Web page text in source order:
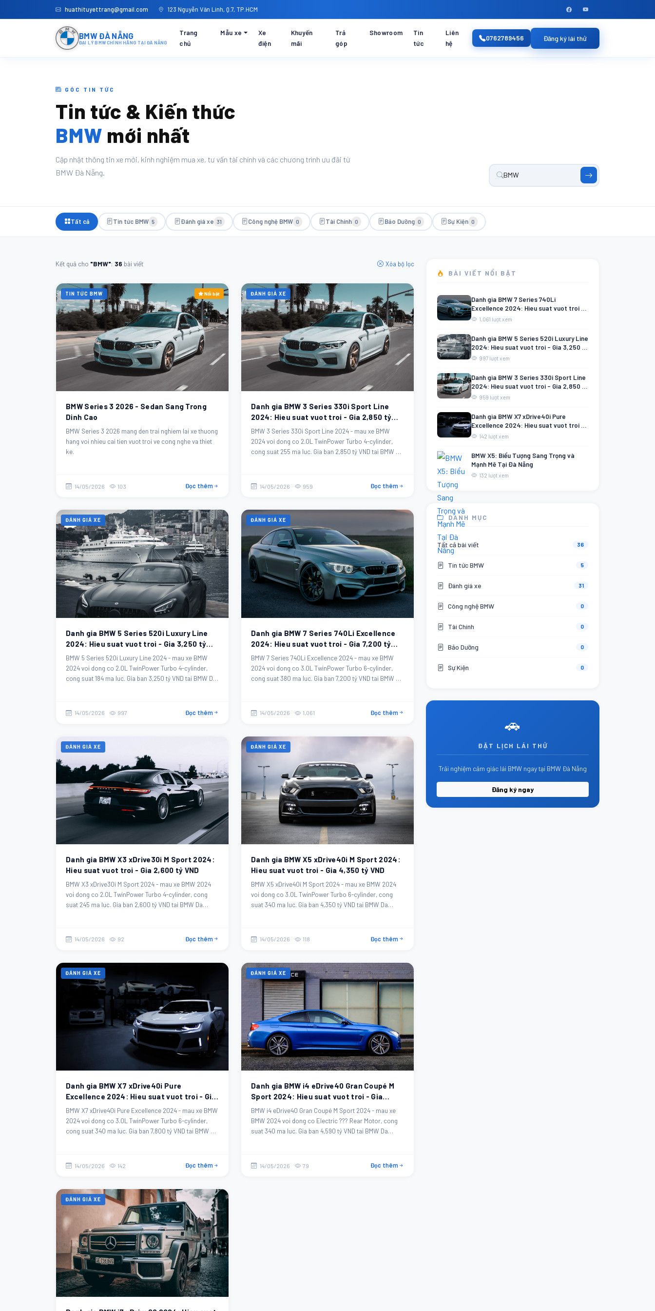
huathituyettrang@gmail.com 123 Nguyễn Văn Linh, Q.7, TP.HCM
BMW ĐÀ NẴNG
ĐẠI LÝ BMW CHÍNH HÃNG TẠI ĐÀ NẴNG
Trang
chủ
Mẫu xe
Xe
điện
Khuyến
mãi
Trả
góp
Showroom
Tin
tức
Liên
hệ
0762789456 Đăng ký lái thử
GÓC TIN TỨC
Tin tức & Kiến thức
BMW mới nhất
Cập nhật thông tin xe mới, kinh nghiệm mua xe, tư vấn tài chính và các chương trình ưu đãi từ
BMW Đà Nẵng.
Tất cả Tin tức BMW 5 Đánh giá xe 31 Công nghệ BMW 0 Tài Chính 0 Bảo Dưỡng 0 Sự Kiện 0
Kết quả cho "BMW": 36 bài viết Xóa bộ lọc
TIN TỨC BMW Nổi bật
BMW Series 3 2026 - Sedan Sang Trong
Dinh Cao
BMW Series 3 2026 mang den trai nghiem lai xe thuong
hang voi nhieu cai tien vuot troi ve cong nghe va thiet
ke.
14/05/2026 103 Đọc thêm
ĐÁNH GIÁ XE
Danh gia BMW 3 Series 330i Sport Line
2024: Hieu suat vuot troi - Gia 2,850 tỷ
VND
BMW 3 Series 330i Sport Line 2024 - mau xe BMW
2024 voi dong co 2.0L TwinPower Turbo 4-cylinder,
cong suat 255 ma luc. Gia ban 2,850 tỷ VND tai BMW Da
14/05/2026 959 Đọc thêm
ĐÁNH GIÁ XE
Danh gia BMW 5 Series 520i Luxury Line
2024: Hieu suat vuot troi - Gia 3,250 tỷ
VND
BMW 5 Series 520i Luxury Line 2024 - mau xe BMW
2024 voi dong co 2.0L TwinPower Turbo 4-cylinder,
cong suat 184 ma luc. Gia ban 3,250 tỷ VND tai BMW Da
14/05/2026 997 Đọc thêm
ĐÁNH GIÁ XE
Danh gia BMW 7 Series 740Li Excellence
2024: Hieu suat vuot troi - Gia 7,200 tỷ
VND
BMW 7 Series 740Li Excellence 2024 - mau xe BMW
2024 voi dong co 3.0L TwinPower Turbo 6-cylinder,
cong suat 380 ma luc. Gia ban 7,200 tỷ VND tai BMW Da
14/05/2026 1,061 Đọc thêm
ĐÁNH GIÁ XE
Danh gia BMW X3 xDrive30i M Sport 2024:
Hieu suat vuot troi - Gia 2,600 tỷ VND
BMW X3 xDrive30i M Sport 2024 - mau xe BMW 2024
voi dong co 2.0L TwinPower Turbo 4-cylinder, cong
suat 245 ma luc. Gia ban 2,600 tỷ VND tai BMW Da
14/05/2026 92 Đọc thêm
ĐÁNH GIÁ XE
Danh gia BMW X5 xDrive40i M Sport 2024:
Hieu suat vuot troi - Gia 4,350 tỷ VND
BMW X5 xDrive40i M Sport 2024 - mau xe BMW 2024
voi dong co 3.0L TwinPower Turbo 6-cylinder, cong
suat 340 ma luc. Gia ban 4,350 tỷ VND tai BMW Da
14/05/2026 118 Đọc thêm
ĐÁNH GIÁ XE
Danh gia BMW X7 xDrive40i Pure
Excellence 2024: Hieu suat vuot troi - Gia
7,800 tỷ VND
BMW X7 xDrive40i Pure Excellence 2024 - mau xe BMW
2024 voi dong co 3.0L TwinPower Turbo 6-cylinder,
cong suat 340 ma luc. Gia ban 7,800 tỷ VND tai BMW Da
14/05/2026 142 Đọc thêm
ĐÁNH GIÁ XE
Danh gia BMW i4 eDrive40 Gran Coupé M
Sport 2024: Hieu suat vuot troi - Gia
4,590 tỷ VND
BMW i4 eDrive40 Gran Coupé M Sport 2024 - mau xe
BMW 2024 voi dong co Electric ??? Rear Motor, cong
suat 340 ma luc. Gia ban 4,590 tỷ VND tai BMW Da
14/05/2026 79 Đọc thêm
ĐÁNH GIÁ XE
BÀI VIẾT NỔI BẬT
Danh gia BMW 7 Series 740Li
Excellence 2024: Hieu suat vuot troi -
Gia 7,200 tỷ VND
1,061 lượt xem
Danh gia BMW 5 Series 520i Luxury Line
2024: Hieu suat vuot troi - Gia 3,250 tỷ
VND997 lượt xem
Danh gia BMW 3 Series 330i Sport Line
2024: Hieu suat vuot troi - Gia 2,850 tỷ
VND959 lượt xem
Danh gia BMW X7 xDrive40i Pure
Excellence 2024: Hieu suat vuot troi -
Gia 7,800 tỷ VND
142 lượt xem
BMW X5: Biểu Tượng Sang Trọng và
Mạnh Mẽ Tại Đà Nẵng
132 lượt xem
DANH MỤC
Tất cả bài viết 36
Tin tức BMW 5
Đánh giá xe 31
Công nghệ BMW 0
Tài Chính 0
Bảo Dưỡng 0
Sự Kiện 0
🚗
ĐẶT LỊCH LÁI THỬ
Trải nghiệm cảm giác lái BMW ngay tại BMW Đà Nẵng
Đăng ký ngay